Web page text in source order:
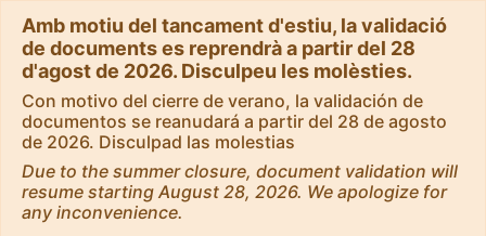
Amb motiu del tancament d'estiu, la validació
de documents es reprendrà a partir del 28
d'agost de 2026. Disculpeu les molèsties.
Con motivo del cierre de verano, la validación de
documentos se reanudará a partir del 28 de agosto
de 2026. Disculpad las molestias
Due to the summer closure, document validation will
resume starting August 28, 2026. We apologize for
any inconvenience.